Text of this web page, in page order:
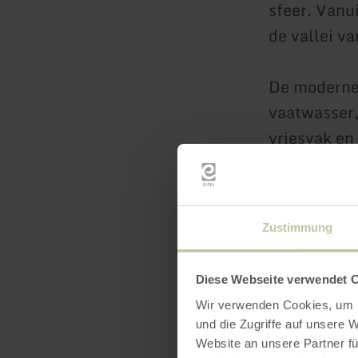
Zustimmung
Diese Webseite verwendet
Wir verwenden Cookies,
und die Zugriffe auf unsere
Website an unsere Partner
sfeer.
de vallei
De
vriesvak
Er is een